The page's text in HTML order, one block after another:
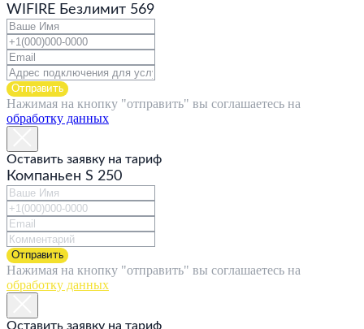
WIFIRE Безлимит 569
Отправить
Нажимая на кнопку "отправить" вы соглашаетесь на
обработку данных
Оставить заявку на тариф
Компаньен S 250
Отправить
Нажимая на кнопку "отправить" вы соглашаетесь на
обработку данных
Оставить заявку на тариф